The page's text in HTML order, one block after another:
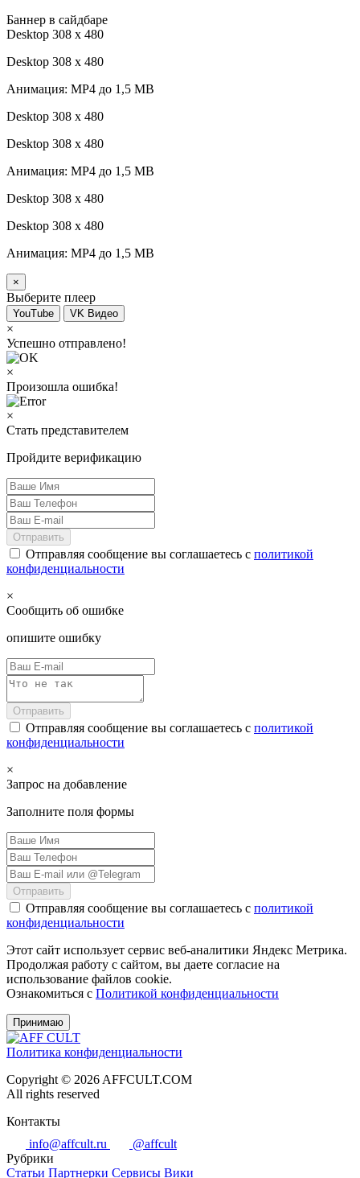
Баннер в сайдбаре
Desktop 308 х 480
Desktop 308 х 480
Анимация: MP4 до 1,5 MB
Desktop 308 х 480
Desktop 308 х 480
Анимация: MP4 до 1,5 MB
Desktop 308 х 480
Desktop 308 х 480
Анимация: MP4 до 1,5 MB
×
Выберите плеер
YouTube VK Видео
×
Успешно отправлено!
×
Произошла ошибка!
×
Стать представителем
Пройдите верификацию
Отправить
Отправляя сообщение вы соглашаетесь с политикой
конфиденциальности
×
Сообщить об ошибке
опишите ошибку
Отправить
Отправляя сообщение вы соглашаетесь с политикой
конфиденциальности
×
Запрос на добавление
Заполните поля формы
Отправить
Отправляя сообщение вы соглашаетесь с политикой
конфиденциальности
Этот сайт использует сервис веб-аналитики Яндекс Метрика.
Продолжая работу с сайтом, вы даете согласие на
использование файлов cookie.
Ознакомиться с Политикой конфиденциальности
Принимаю
Политика конфиденциальности
Copyright © 2026 AFFCULT.COM
All rights reserved
Контакты
info@affcult.ru
@affcult
Рубрики
Статьи Партнерки Сервисы Вики